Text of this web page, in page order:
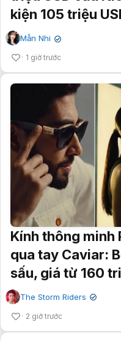
kiện 105 triệu
Mẫn Nhi ✔
1 giờ trước
Kính thông minh
qua tay Caviar:
sấu, giá từ 160
The Storm Riders ✔
2 giờ trước